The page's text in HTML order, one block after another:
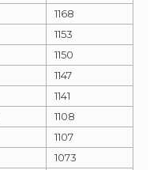
1168
1153
1150
1147
1141
1108
1107
1073